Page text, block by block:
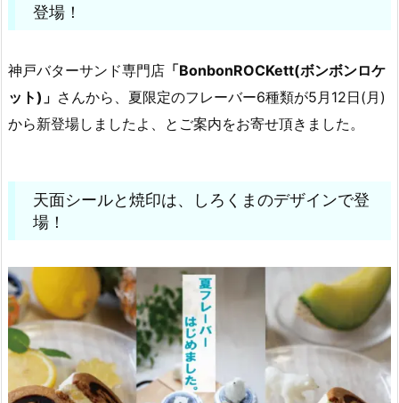
登場！
神戸バターサンド専門店 「BonbonROCKett(ボンボンロケ
ット)」 さんから、夏限定のフレーバー6種類が5月12日(月)
から新登場しましたよ、とご案内をお寄せ頂きました。
天面シールと焼印は、しろくまのデザインで登
場！